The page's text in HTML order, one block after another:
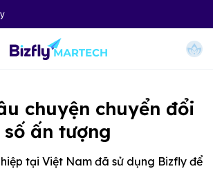
chuyện chuyển đổi
số ấn tượng
tại Việt Nam đã sử dụng Bizfly để